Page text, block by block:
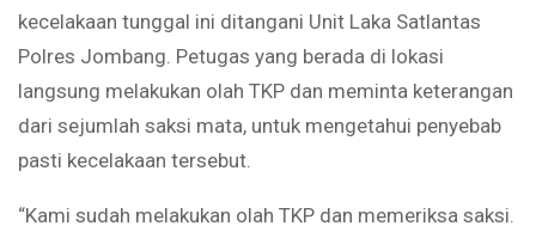
kecelakaan tunggal ini ditangani Unit Laka Satlantas
Polres Jombang. Petugas yang berada di lokasi
langsung melakukan olah TKP dan meminta keterangan
dari sejumlah saksi mata, untuk mengetahui penyebab
pasti kecelakaan tersebut.
“Kami sudah melakukan olah TKP dan memeriksa saksi.